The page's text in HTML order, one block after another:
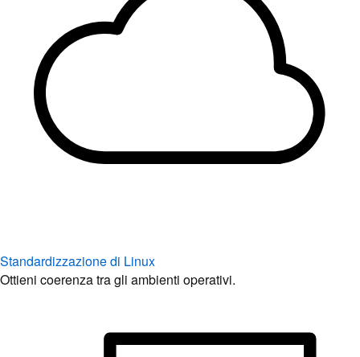
Standardizzazione di Linux
Ottieni coerenza tra gli ambienti operativi.